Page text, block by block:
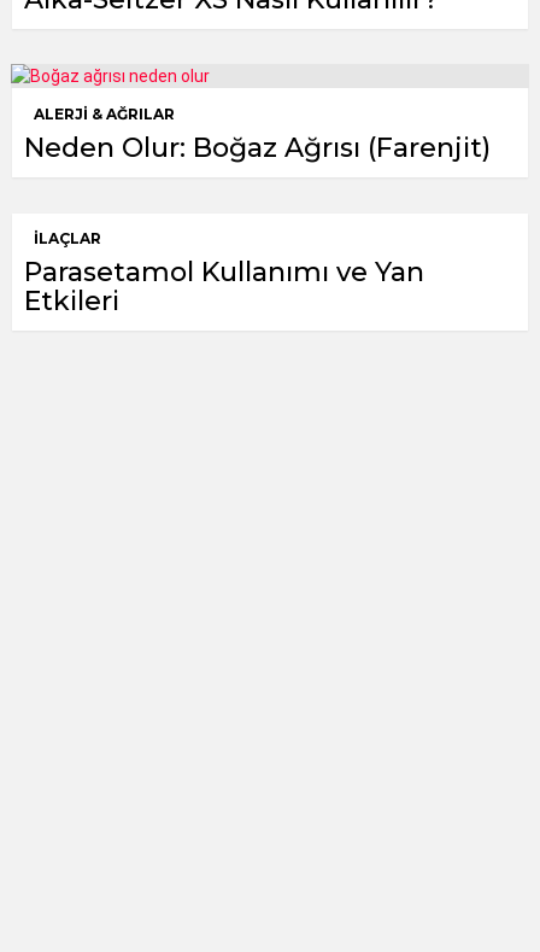
ALERJI & AĞRILAR
Neden Olur: Boğaz Ağrısı (Farenjit)
İLAÇLAR
Parasetamol Kullanımı ve Yan
Etkileri